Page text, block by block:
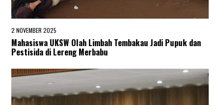
2 NOVEMBER 2025
N
O
V
M
R
Mahasiswa UKSW Olah Limbah Tembakau Jadi Pupuk dan
Pestisida di Lereng Merbabu